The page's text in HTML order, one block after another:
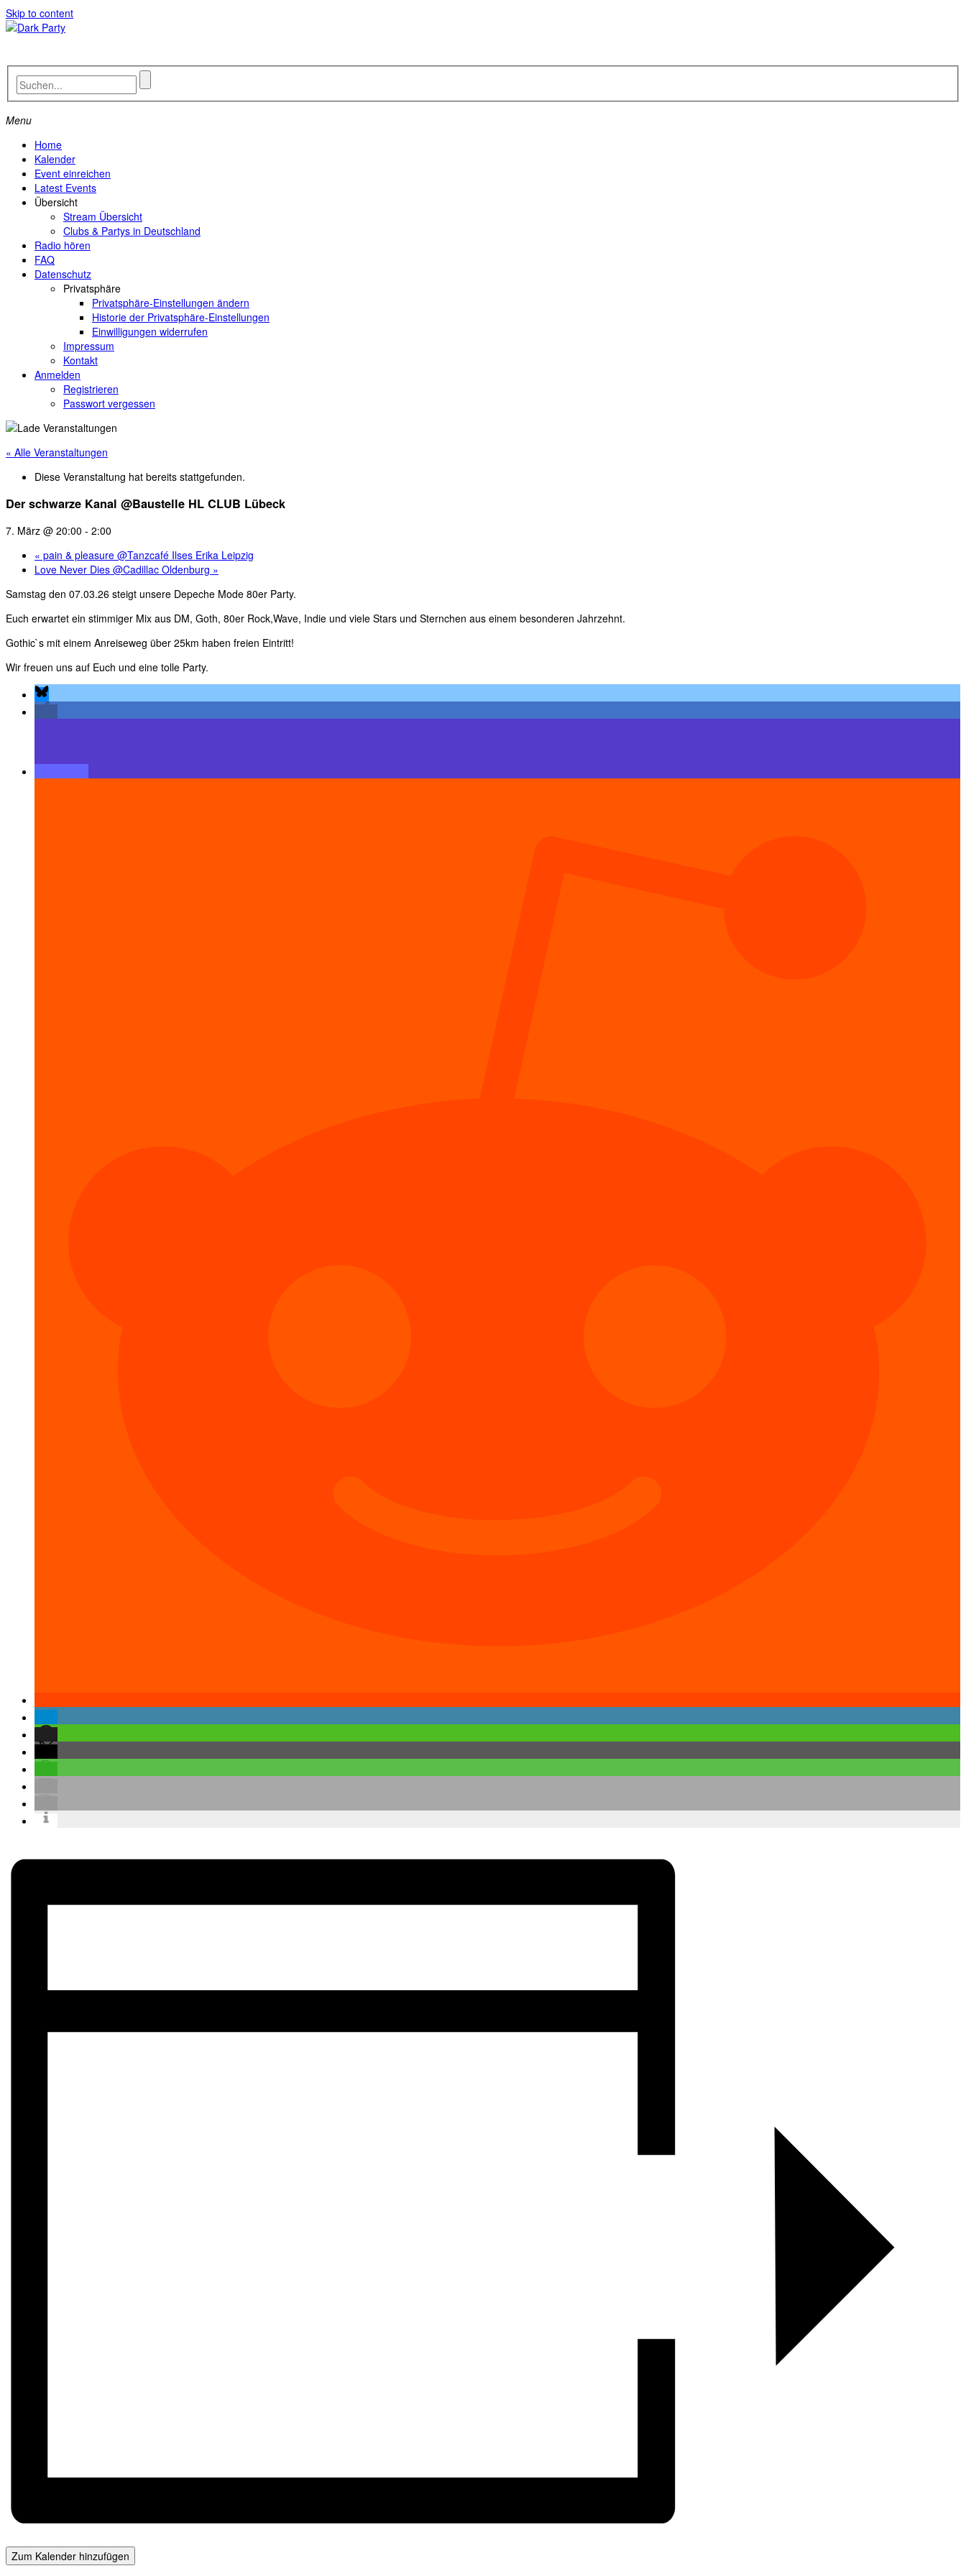
Skip to content
Menu
Home
Kalender
Event einreichen
Latest Events
Übersicht
Stream Übersicht
Clubs & Partys in Deutschland
Radio hören
FAQ
Datenschutz
Privatsphäre
Privatsphäre-Einstellungen ändern
Historie der Privatsphäre-Einstellungen
Einwilligungen widerrufen
Impressum
Kontakt
Anmelden
Registrieren
Passwort vergessen
« Alle Veranstaltungen
Diese Veranstaltung hat bereits stattgefunden.
Der schwarze Kanal @Baustelle HL CLUB Lübeck
7. März @ 20:00 - 2:00
« pain & pleasure @Tanzcafé Ilses Erika Leipzig
Love Never Dies @Cadillac Oldenburg »
Samstag den 07.03.26 steigt unsere Depeche Mode 80er Party.
Euch erwartet ein stimmiger Mix aus DM, Goth, 80er Rock,Wave, Indie und viele Stars und Sternchen aus einem besonderen Jahrzehnt.
Gothic`s mit einem Anreiseweg über 25km haben freien Eintritt!
Wir freuen uns auf Euch und eine tolle Party.
Zum Kalender hinzufügen